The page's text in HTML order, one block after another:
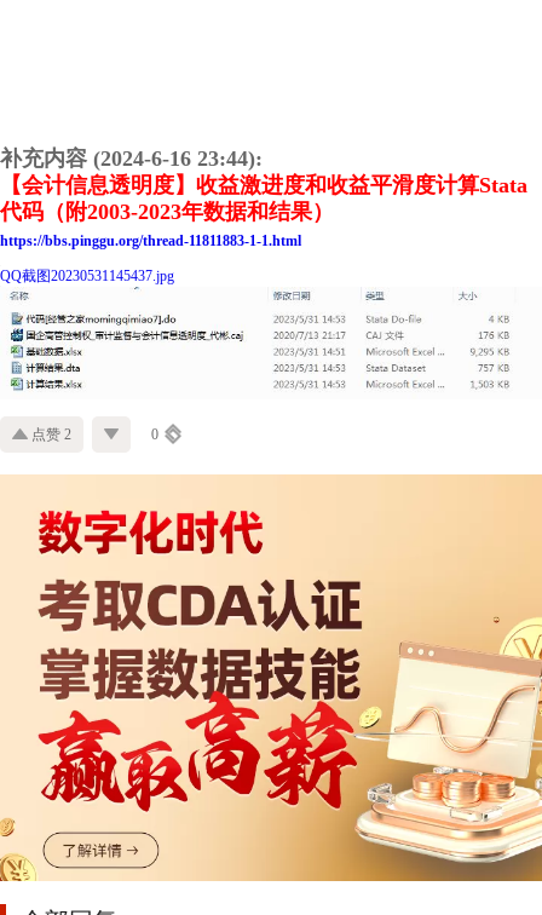
补充内容 (2024-6-16 23:44):
【会计信息透明度】收益激进度和收益平滑度计算Stata
代码（附2003-2023年数据和结果）
https://bbs.pinggu.org/thread-11811883-1-1.html
QQ截图20230531145437.jpg
点赞 2 0